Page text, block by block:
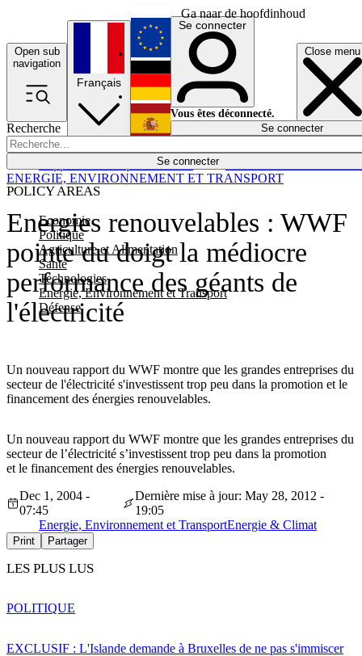
Ga naar de hoofdinhoud
Open sub
navigation
Close menu
Recherche
Se connecter
POLICY AREAS
Economie
Politique
Agriculture et Alimentation
Santé
Technologies
Energie, Environnement et Transport
Défense
Économie
Français
English
Deutsch
Español
Se connecter
Vous êtes déconnecté.
Se connecter
Energies renouvelables : WWF
pointe du doigt la médiocre
performance des géants de
l'électricité
Un nouveau rapport du WWF montre que les grandes entreprises du
secteur de l'électricité s'investissent trop peu dans la promotion et le
financement des énergies renouvelables.
ENERGIE, ENVIRONNEMENT ET TRANSPORT
Un nouveau rapport du WWF montre que les grandes entreprises du
secteur de l’électricité s’investissent trop peu dans la promotion
et le financement des énergies renouvelables.
Dec 1, 2004 -
07:45
Dernière mise à jour: May 28, 2012 -
19:05
Energie, Environnement et TransportEnergie & Climat
Print Partager
LES PLUS LUS
EXCLUSIF : L'Islande demande à Bruxelles de ne pas s'immiscer
POLITIQUE